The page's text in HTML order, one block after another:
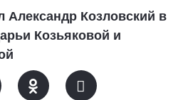
Александр Козловский в
Козьяковой и